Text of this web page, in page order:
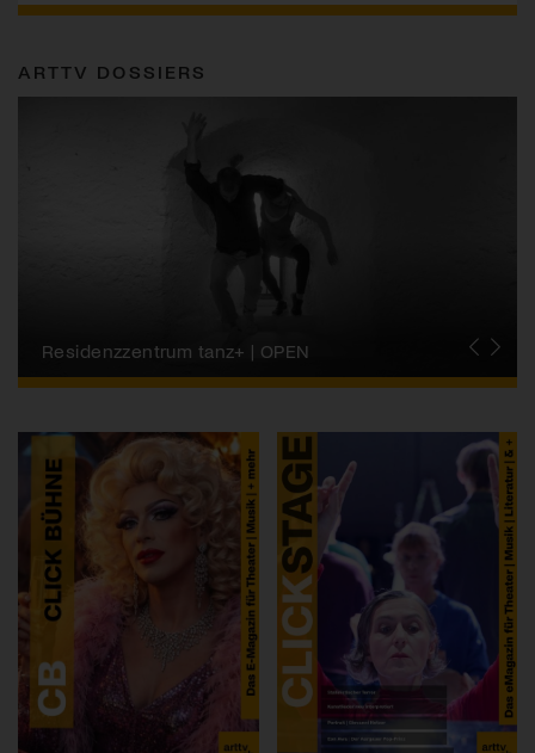
ARTTV DOSSIERS
Migros-Kulturprozent | Tanzfestival Steps
Residenzzentrum tanz+ | OPEN
Tanzszene Schweiz